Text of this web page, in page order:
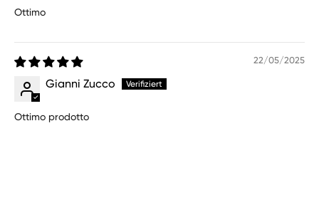
Ottimo
22/05/2025
Gianni Zucco
Ottimo prodotto